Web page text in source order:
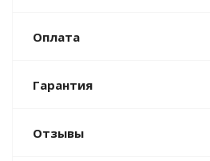
Оплата
Гарантия
Отзывы